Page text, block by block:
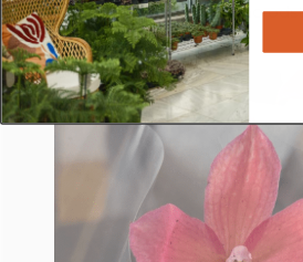
le-ta variirata in minimalno